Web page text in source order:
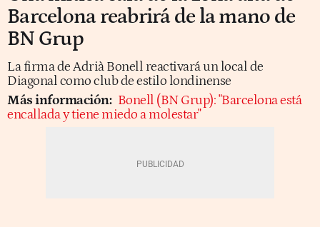
Barcelona reabrirá de la mano de
BN Grup
La firma de Adrià Bonell reactivará un local de
Diagonal como club de estilo londinense
Más información: Bonell (BN Grup): "Barcelona está
encallada y tiene miedo a molestar"